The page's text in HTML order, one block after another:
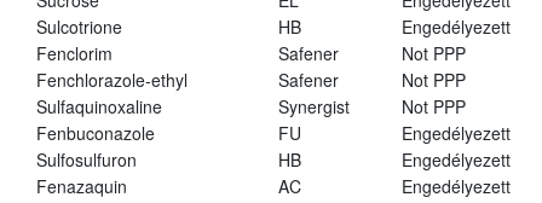
Sulcotrione
HB
Engedélyezett
Fenclorim
Safener
Not PPP
Fenchlorazole-ethyl
Safener
Not PPP
Sulfaquinoxaline
Synergist
Not PPP
Fenbuconazole
FU
Engedélyezett
Sulfosulfuron
HB
Engedélyezett
Fenazaquin
AC
Engedélyezett